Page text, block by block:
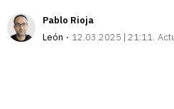
Pablo Rioja
León
12.03.2025 | 21:11